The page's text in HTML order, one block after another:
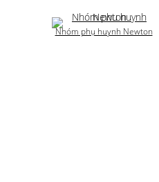
Nhóm phụ huynh Newton